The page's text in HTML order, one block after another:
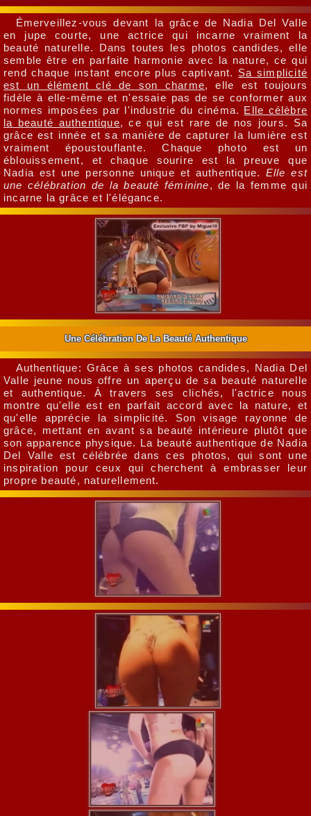
Émerveillez-vous devant la grâce de Nadia Del Valle
en jupe courte, une actrice qui incarne vraiment la
beauté naturelle. Dans toutes les photos candides, elle
semble être en parfaite harmonie avec la nature, ce qui
rend chaque instant encore plus captivant. Sa simplicité
est un élément clé de son charme, elle est toujours
fidèle à elle-même et n'essaie pas de se conformer aux
normes imposées par l'industrie du cinéma. Elle célèbre
la beauté authentique, ce qui est rare de nos jours. Sa
grâce est innée et sa manière de capturer la lumière est
vraiment époustouflante. Chaque photo est un
éblouissement, et chaque sourire est la preuve que
Nadia est une personne unique et authentique. Elle est
une célébration de la beauté féminine, de la femme qui
incarne la grâce et l'élégance.
Une Célébration De La Beauté Authentique
Authentique: Grâce à ses photos candides, Nadia Del
Valle jeune nous offre un aperçu de sa beauté naturelle
et authentique. À travers ses clichés, l'actrice nous
montre qu'elle est en parfait accord avec la nature, et
qu'elle apprécie la simplicité. Son visage rayonne de
grâce, mettant en avant sa beauté intérieure plutôt que
son apparence physique. La beauté authentique de Nadia
Del Valle est célébrée dans ces photos, qui sont une
inspiration pour ceux qui cherchent à embrasser leur
propre beauté, naturellement.